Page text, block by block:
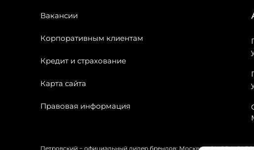
Вакансии
Корпоративным клиентам
Кредит и страхование
Карта сайта
Правовая информация
Петровский − официальный дилер брендов: Москвич, OMODA,